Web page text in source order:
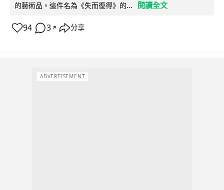
的藝術品。這件名為《失而復得》的... 閱讀全文
94 3 ↗ 分享
ADVERTISEMENT